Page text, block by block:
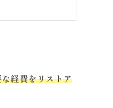
経費をリストア